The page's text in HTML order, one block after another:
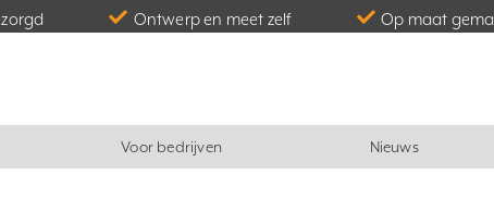
Ontwerp en meet zelf Op maat
Voor bedrijven Nieuws